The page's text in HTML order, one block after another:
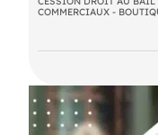
le local fait 390m2
stockage avec un
le local dispose
environnement
Gamm vert,
action, ange, lidl,
COMMERCIAUX -